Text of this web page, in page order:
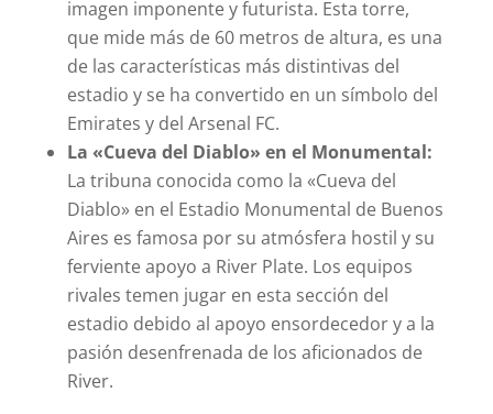
imagen imponente y futurista. Esta torre,
que mide más de 60 metros de altura, es una
de las características más distintivas del
estadio y se ha convertido en un símbolo del
Emirates y del Arsenal FC.
La «Cueva del Diablo» en el Monumental:
La tribuna conocida como la «Cueva del
Diablo» en el Estadio Monumental de Buenos
Aires es famosa por su atmósfera hostil y su
ferviente apoyo a River Plate. Los equipos
rivales temen jugar en esta sección del
estadio debido al apoyo ensordecedor y a la
pasión desenfrenada de los aficionados de
River.